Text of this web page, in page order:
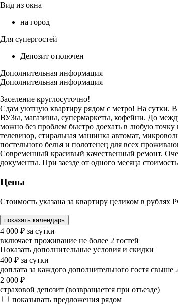
Вид из окна
на город
Для супергостей
Депозит отключен
Дополнительная информация
Дополнительная информация
Заселение круглосуточно!
Сдам уютную квартиру рядом с метро! На сутки.
ВУЗы, магазины, супермаркеты, кофейни. До
можно без проблем быстро доехать в любую точку
телевизор, стиральная машинка автомат,
постельного белья и полотенец для всех
Современный красивый качественный ремонт.
документы. При заезде от одного месяца
Цены
Стоимость указана за квартиру целиком в рублях
показать календарь
4 000 ₽ за сутки
включает проживание не более 2 гостей
Показать дополнительные условия и скидки
400 ₽ за сутки
доплата за каждого дополнительного гостя свыше
2 000 ₽
страховой депозит (возвращается при отъезде)
показывать предложения рядом